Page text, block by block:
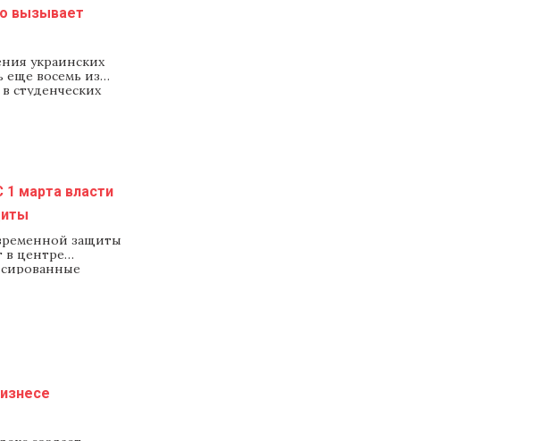
вызывает
украинских
еще восемь из
студенческих
дни.
остались
марта власти
защиты
в центре
NM изучил